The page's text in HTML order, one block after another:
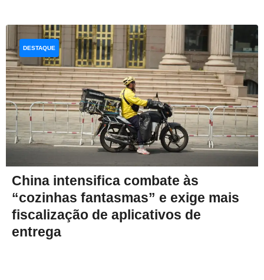
China intensifica combate às
“cozinhas fantasmas” e exige mais
fiscalização de aplicativos de
entrega
DESTAQUE